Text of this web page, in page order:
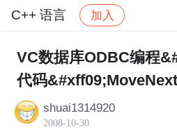
C++ 语言 加入
社区 C++ 语言 帖子详情
VC数据库ODBC编程
代码&#xff09;MoveNext
shuai1314920
2008-10-30